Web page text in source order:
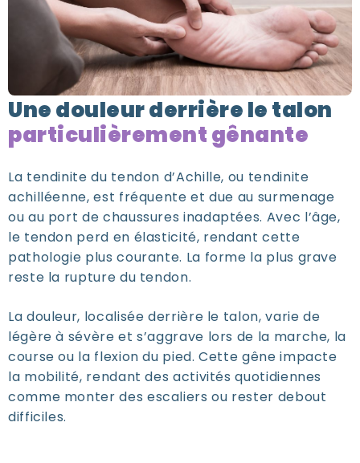
Une douleur derrière le talon
particulièrement gênante
La tendinite du tendon d’Achille, ou tendinite
achilléenne, est fréquente et due au surmenage
ou au port de chaussures inadaptées. Avec l’âge,
le tendon perd en élasticité, rendant cette
pathologie plus courante. La forme la plus grave
reste la rupture du tendon.
La douleur, localisée derrière le talon, varie de
légère à sévère et s’aggrave lors de la marche, la
course ou la flexion du pied. Cette gêne impacte
la mobilité, rendant des activités quotidiennes
comme monter des escaliers ou rester debout
difficiles.